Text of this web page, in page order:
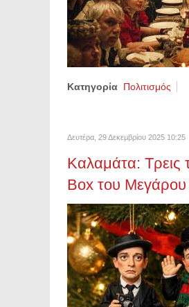
Κατηγορία Πολιτισμός
Δευτέρα, 29 Δεκεμβρίου 2025 10:25
Καλαμάτα: Τρεις
Box του